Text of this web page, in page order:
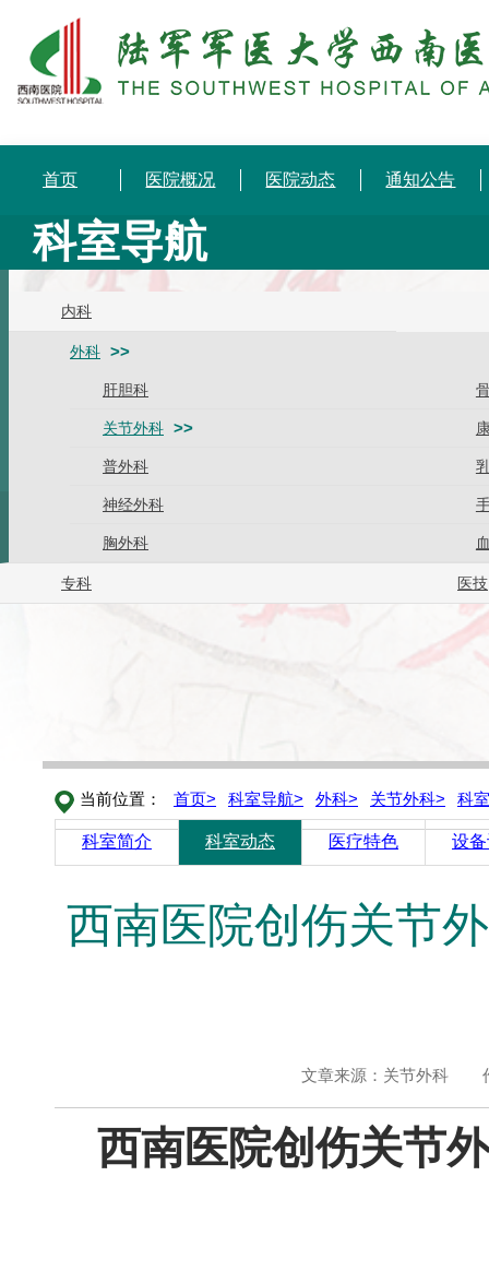
首页 医院概况 医院动态 通知公告
科室导航
内科
外科
肝胆科
关节外科
普外科
神经外科
胸外科
专科 医技
当前位置： 首页> 科室导航> 外科> 关节外科> 科
科室简介 科室动态 医疗特色 设
西南医院创伤关节
文章来源：关节外科
西南医院创伤关节